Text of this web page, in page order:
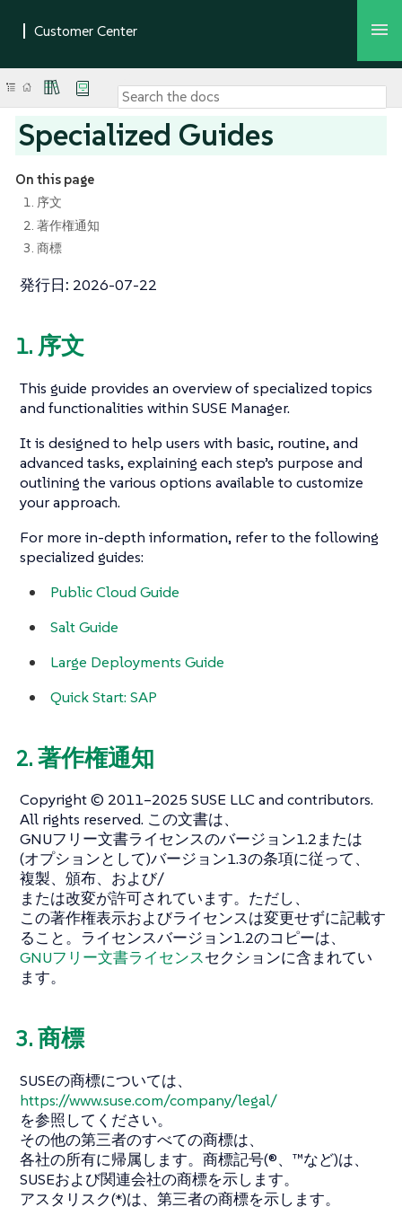
Specialized Guides
On this page
1. 序文
2. 著作権通知
3. 商標
発行日: 2026-07-22
1. 序文
This guide provides an overview of specialized topics
and functionalities within SUSE Manager.
It is designed to help users with basic, routine, and
advanced tasks, explaining each step’s purpose and
outlining the various options available to customize
your approach.
For more in-depth information, refer to the following
specialized guides:
Public Cloud Guide
Salt Guide
Large Deployments Guide
Quick Start: SAP
2. 著作権通知
Copyright © 2011–2025 SUSE LLC and contributors.
All rights reserved. この文書は、
GNUフリー文書ライセンスのバージョン1.2または
(オプションとして)バージョン1.3の条項に従って、
複製、頒布、および/
または改変が許可されています。ただし、
この著作権表示およびライセンスは変更せずに記載す
ること。ライセンスバージョン1.2のコピーは、
GNUフリー文書ライセンスセクションに含まれてい
ます。
3. 商標
SUSEの商標については、
https://www.suse.com/company/legal/
を参照してください。
その他の第三者のすべての商標は、
各社の所有に帰属します。商標記号(®、™など)は、
SUSEおよび関連会社の商標を示します。
アスタリスク(*)は、第三者の商標を示します。